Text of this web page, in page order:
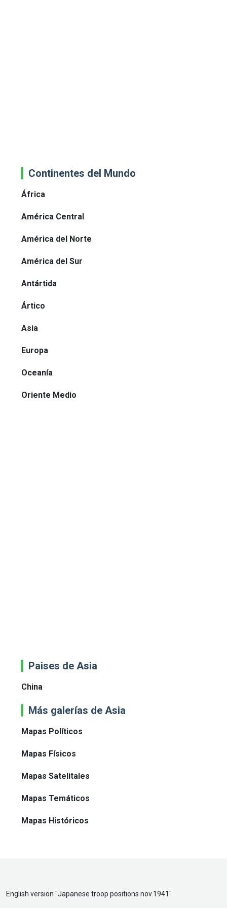
Continentes del Mundo
África
América Central
América del Norte
América del Sur
Antártida
Ártico
Asia
Europa
Oceanía
Oriente Medio
Paises de Asia
China
Más galerías de Asia
Mapas Políticos
Mapas Físicos
Mapas Satelitales
Mapas Temáticos
Mapas Históricos
English version "Japanese troop positions nov.1941"